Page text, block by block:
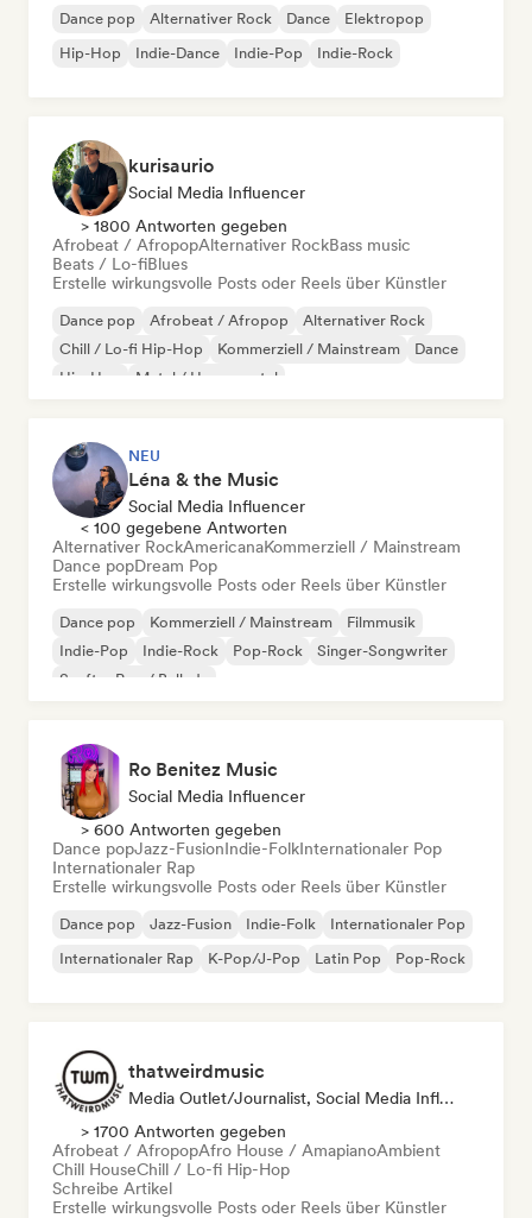
Dance pop Alternativer Rock Dance
Elektropop
Hip-Hop
Indie-Dance Indie-Pop Indie-Rock
kurisaurio
Social Media Influencer
> 1800 Antworten gegeben
Afrobeat / AfropopAlternativer RockBass music
Beats / Lo-fiBlues
Erstelle wirkungsvolle Posts oder Reels über Künstler
Dance pop Afrobeat / Afropop
Alternativer Rock
Chill / Lo-fi Hip-Hop
Kommerziell / Mainstream
Dance
Hip-Hop
Metal / Heavy metal
NEU
Léna & the Music
Social Media Influencer
< 100 gegebene Antworten
Alternativer RockAmericanaKommerziell / Mainstream
Dance popDream Pop
Erstelle wirkungsvolle Posts oder Reels über Künstler
Dance pop Kommerziell / Mainstream
Filmmusik
Indie-Pop
Indie-Rock Pop-Rock
Singer-Songwriter
Sanfter Pop / Ballade
Ro Benitez Music
Social Media Influencer
> 600 Antworten gegeben
Dance popJazz-FusionIndie-FolkInternationaler Pop
Internationaler Rap
Erstelle wirkungsvolle Posts oder Reels über Künstler
Dance pop Jazz-Fusion Indie-Folk
Internationaler Pop
Internationaler Rap
K-Pop/J-Pop Latin Pop Pop-Rock
thatweirdmusic
Media Outlet/Journalist, Social Media Influencer
> 1700 Antworten gegeben
Afrobeat / AfropopAfro House / AmapianoAmbient
Chill HouseChill / Lo-fi Hip-Hop
Schreibe Artikel
Erstelle wirkungsvolle Posts oder Reels über Künstler